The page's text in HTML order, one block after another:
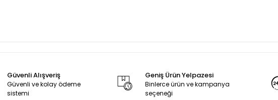
Güvenli Alışveriş
Güvenli ve kolay ödeme
sistemi
Geniş Ürün Yelpazesi
Binlerce ürün ve kampanya
seçeneği